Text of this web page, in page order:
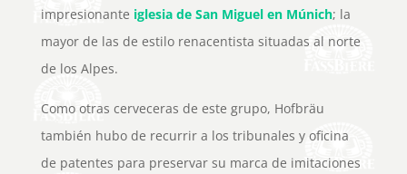
impresionante iglesia de San Miguel en Múnich; la
mayor de las de estilo renacentista situadas al norte
de los Alpes.
Como otras cerveceras de este grupo, Hofbräu
también hubo de recurrir a los tribunales y oficina
de patentes para preservar su marca de imitaciones